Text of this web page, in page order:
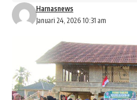
Januari 24, 2026 10:31 am
Harnasnews